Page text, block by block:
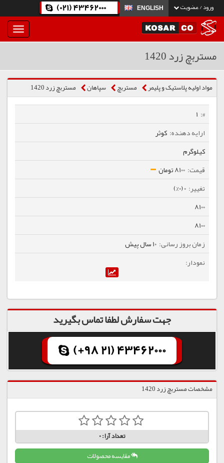
ورود / عضویت ENGLISH
(021) 43462000
بار
و
مستربچ زرد 1420
مواد اولیه پلاستیک و پلیمر مستربچ سپاهان مستربچ زرد 1420
1
کوثر
کیلوگرم
8100 تومان
0 (0%)
8100
8100
10 سال پیش
جهت سفارش لطفا تماس بگیرید
(+98 21) 43462000
مشخصات مستربچ زرد 1420
تعداد آرا:0
مقایسه محصولات